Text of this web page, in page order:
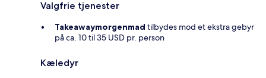
Valgfrie tjenester
Takeawaymorgenmad tilbydes mod et ekstra gebyr
på ca. 10 til 35 USD pr. person
Kæledyr